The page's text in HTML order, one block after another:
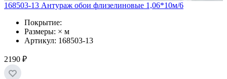
168503-13 Антураж обои флизелиновые 1,06*10м/6
Покрытие:
Размеры: × м
Артикул: 168503-13
2190 ₽